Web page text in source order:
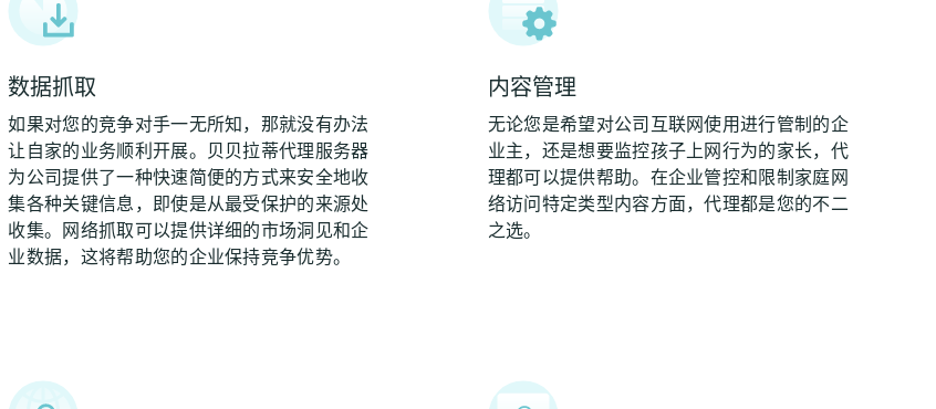
数据抓取
如果对您的竞争对手一无所知，那就没有办法
让自家的业务顺利开展。贝贝拉蒂代理服务器
为公司提供了一种快速简便的方式来安全地收
集各种关键信息，即使是从最受保护的来源处
收集。网络抓取可以提供详细的市场洞见和企
业数据，这将帮助您的企业保持竞争优势。
内容管理
无论您是希望对公司互联网使用进行管制的企
业主，还是想要监控孩子上网行为的家长，代
理都可以提供帮助。在企业管控和限制家庭网
络访问特定类型内容方面，代理都是您的不二
之选。